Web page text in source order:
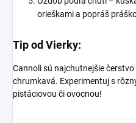
orieškami a popráš
Tip od Vierky:
Cannoli sú najchutnejšie
chrumkavá. Experimentuj s
pistáciovou či ovocnou!